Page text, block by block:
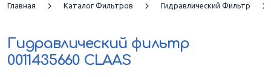
Главная Каталог Фильтров Гидравлический Фильтр
Гидравлический фильтр
0011435660 CLAAS